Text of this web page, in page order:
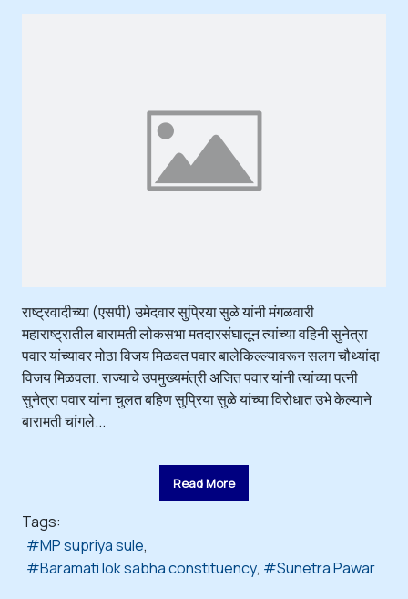
राष्ट्रवादीच्या (एसपी) उमेदवार सुप्रिया सुळे यांनी मंगळवारी
महाराष्ट्रातील बारामती लोकसभा मतदारसंघातून त्यांच्या वहिनी सुनेत्रा
पवार यांच्यावर मोठा विजय मिळवत पवार बालेकिल्ल्यावरून सलग चौथ्यांदा
विजय मिळवला. राज्याचे उपमुख्यमंत्री अजित पवार यांनी त्यांच्या पत्नी
सुनेत्रा पवार यांना चुलत बहिण सुप्रिया सुळे यांच्या विरोधात उभे केल्याने
बारामती चांगले...
Read More
Tags:
MP supriya sule
Baramati lok sabha constituency
Sunetra Pawar